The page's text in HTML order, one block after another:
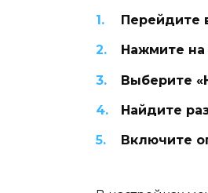
Перейдите
Нажмите
Выберите
Найдите
Включите